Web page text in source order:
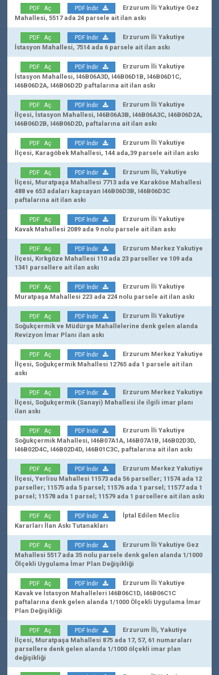
PDF Aç PDF İndir
Erzurum İli Yakutiye Gez
Mahallesi, 5517 ada 24 parsele ait ilan askı
PDF Aç PDF İndir
Erzurum İli Yakutiye
İstasyon Mahallesi, 7514 ada 6 parsele ait ilan askı
PDF Aç PDF İndir
Erzurum İli Yakutiye
İstasyon Mahallesi, I46B06A3D, I46B06D1B, I46B06D1C,
I46B06D2A, I46B06D2D paftalarına ait ilan askı
PDF Aç PDF İndir
Erzurum İli Yakutiye
İlçesi, İstasyon Mahallesi, I46B06A3B, I46B06A3C, I46B06D2A,
I46B06D2B, I46B06D2D, paftalarına ait ilan askı
PDF Aç PDF İndir
Erzurum İli Yakutiye
İlçesi, Karagöbek Mahallesi, 144 ada,39 parsele ait ilan askı
PDF Aç PDF İndir
Erzurum İli, Yakutiye
İlçesi, Muratpaşa Mahallesi 7713 ada ve Karaköse Mahallesi
488 ve 653 adaları kapsayan I46B06D3B, I46B06D3C
paftalarına ait ilan askı
PDF Aç PDF İndir
Erzurum İli Yakutiye
Kavak Mahallesi 2089 ada 9 nolu parsele ait ilan askı
PDF Aç PDF İndir
Erzurum Merkez Yakutiye
İlçesi, Kırkgöze Mahallesi 110 ada 23 parseller ve 109 ada
1341 parsellere ait ilan askı
PDF Aç PDF İndir
Erzurum İli Yakutiye
Muratpaşa Mahallesi 223 ada 224 nolu parsele ait ilan askı
PDF Aç PDF İndir
Erzurum İli Yakutiye
Soğukçermik ve Müdürge Mahallelerine denk gelen alanda
Revizyon İmar Planı ilan askı
PDF Aç PDF İndir
Erzurum Merkez Yakutiye
İlçesi, Soğukçermik Mahallesi 12765 ada 1 parsele ait ilan
askı
PDF Aç PDF İndir
Erzurum Merkez Yakutiye
İlçesi, Soğukçermik (Sanayi) Mahallesi ile ilgili imar planı
ilan askı
PDF Aç PDF İndir
Erzurum İli Yakutiye
Soğukçermik Mahallesi, I46B07A1A, I46B07A1B, I46B02D3D,
I46B02D4C, I46B02D4D, I46B01C3C, paftalarına ait ilan askı
PDF Aç PDF İndir
Erzurum Merkez Yakutiye
İlçesi, Yerlisu Mahallesi 11573 ada 56 parseller; 11574 ada 12
parseller; 11575 ada 5 parsel; 11576 ada 1 parsel; 11577 ada 1
parsel; 11578 ada 1 parsel; 11579 ada 1 parsellere ait ilan askı
PDF Aç PDF İndir
İptal Edilen Meclis
Kararları İlan Askı Tutanakları
PDF Aç PDF İndir
Erzurum İli Yakutiye Gez
Mahallesi 5517 ada 35 nolu parsele denk gelen alanda 1/1000
Ölçekli Uygulama İmar Plan Değişikliği
PDF Aç PDF İndir
Erzurum İli Yakutiye
Kavak ve İstasyon Mahalleleri I46B06C1D, I46B06C1C
paftalarına denk gelen alanda 1/1000 Ölçekli Uygulama İmar
Plan Değişikliği
PDF Aç PDF İndir
Erzurum İli, Yakutiye
İlçesi, Muratpaşa Mahallesi 875 ada 17, 57, 61 numaraları
parsellere denk gelen alanda 1/1000 ölçekli imar plan
değişikliği